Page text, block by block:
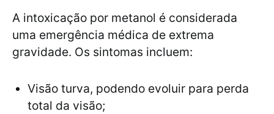
A intoxicação por metanol é considerada
uma emergência médica de extrema
gravidade. Os sintomas incluem:
Visão turva, podendo evoluir para perda
total da visão;